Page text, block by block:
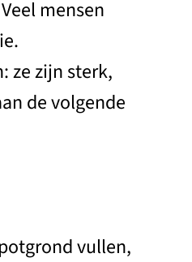
mensen
ze zijn sterk,
de volgende
vullen,